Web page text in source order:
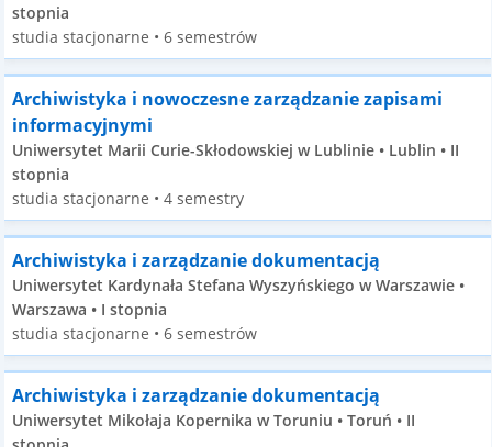
stopnia
studia stacjonarne • 6 semestrów
Archiwistyka i nowoczesne zarządzanie zapisami
informacyjnymi
Uniwersytet Marii Curie-Skłodowskiej w Lublinie • Lublin • II
stopnia
studia stacjonarne • 4 semestry
Archiwistyka i zarządzanie dokumentacją
Uniwersytet Kardynała Stefana Wyszyńskiego w Warszawie •
Warszawa • I stopnia
studia stacjonarne • 6 semestrów
Archiwistyka i zarządzanie dokumentacją
Uniwersytet Mikołaja Kopernika w Toruniu • Toruń • II